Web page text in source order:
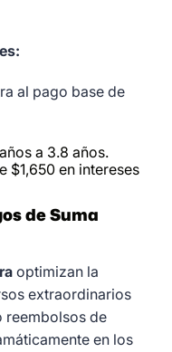
al pago base de
a 3.8 años.
$1,650 en intereses
de Suma
optimizan la
extraordinarios
reembolsos de
en los